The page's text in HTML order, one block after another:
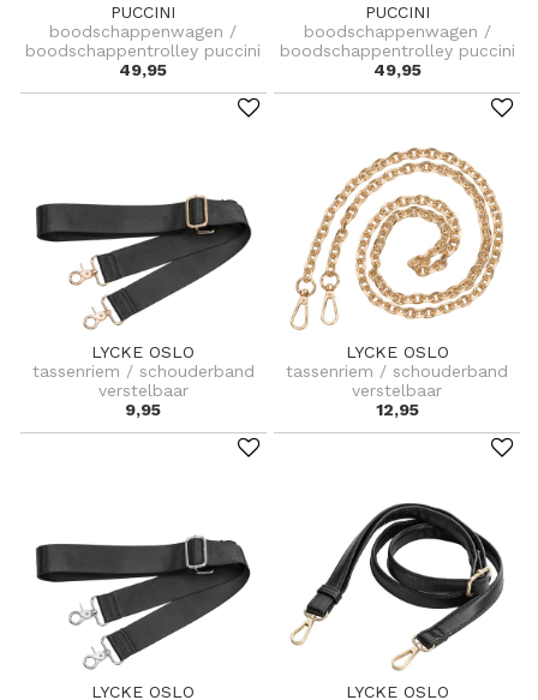
PUCCINI
boodschappenwagen /
boodschappentrolley puccini
49,95
PUCCINI
boodschappenwagen /
boodschappentrolley puccini
49,95
LYCKE OSLO
tassenriem / schouderband
verstelbaar
9,95
LYCKE OSLO
tassenriem / schouderband
verstelbaar
12,95
LYCKE OSLO
LYCKE OSLO